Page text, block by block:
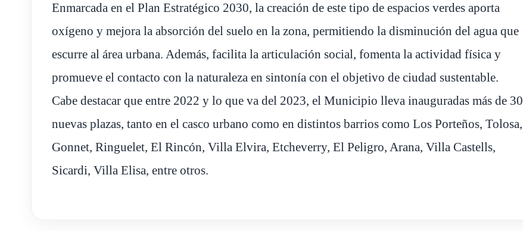
Enmarcada en el Plan Estratégico 2030, la creación de este tipo de espacios verdes aporta
oxígeno y mejora la absorción del suelo en la zona, permitiendo la disminución del agua que
escurre al área urbana. Además, facilita la articulación social, fomenta la actividad física y
promueve el contacto con la naturaleza en sintonía con el objetivo de ciudad sustentable.
Cabe destacar que entre 2022 y lo que va del 2023, el Municipio lleva inauguradas más de 30
nuevas plazas, tanto en el casco urbano como en distintos barrios como Los Porteños, Tolosa,
Gonnet, Ringuelet, El Rincón, Villa Elvira, Etcheverry, El Peligro, Arana, Villa Castells,
Sicardi, Villa Elisa, entre otros.